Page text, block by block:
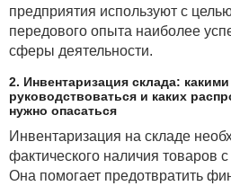
предприятия используют с
передового опыта наиболее
сферы деятельности.
2. Инвентаризация склада:
руководствоваться и каких
нужно опасаться
Инвентаризация на складе
фактического наличия товаров
Она помогает предотвратить